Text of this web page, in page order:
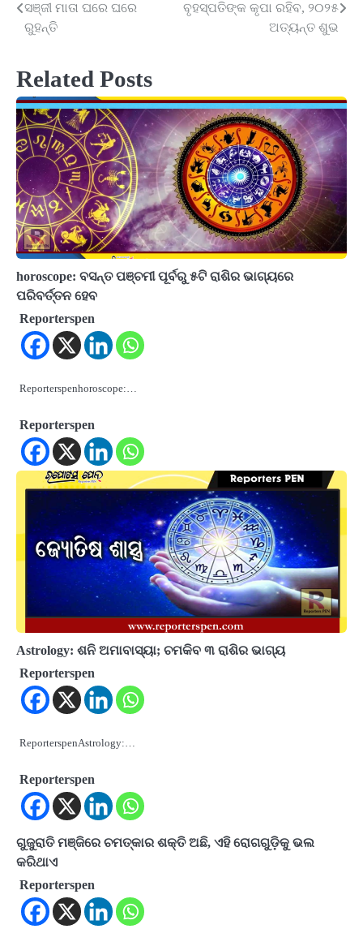
navigation
ସଞ୍ଜୀ ମାତା ଘରେ ଘରେ
ରୁହନ୍ତି
ବୃହସ୍ପତିଙ୍କ କୃପା ରହିବ, ୨୦୨୫
ଅତ୍ୟନ୍ତ ଶୁଭ
Related Posts
horoscope: ବସନ୍ତ ପଞ୍ଚମୀ ପୂର୍ବରୁ ୫ଟି ରାଶିର ଭାଗ୍ୟରେ
ପରିବର୍ତ୍ତନ ହେବ
Reporterspen
Reporterspenhoroscope:…
Reporterspen
Astrology: ଶନି ଅମାବାସ୍ୟା; ଚମକିବ ୩ ରାଶିର ଭାଗ୍ୟ
Reporterspen
ReporterspenAstrology:…
Reporterspen
ଗୁଜୁରାତି ମଞ୍ଜିରେ ଚମତ୍କାର ଶକ୍ତି ଅଛି, ଏହି ରୋଗଗୁଡ଼ିକୁ ଭଲ
କରିଥାଏ
Reporterspen